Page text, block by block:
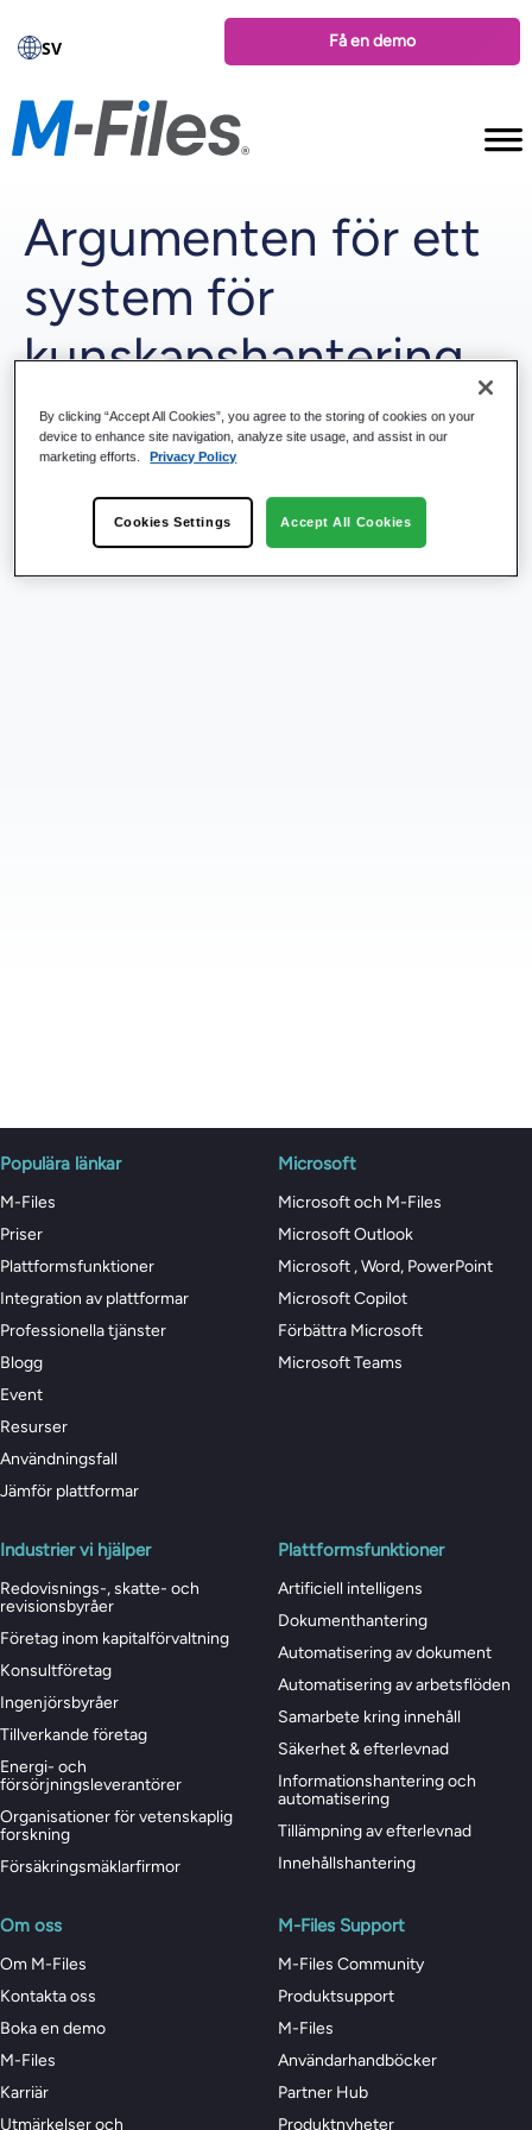
SV Få en demo
Argumenten för ett
system för
kunskapshantering
Populära länkar
M-Files
Priser
Plattformsfunktioner
Integration av plattformar
Professionella tjänster
Blogg
Event
Resurser
Användningsfall
Jämför plattformar
Microsoft
Microsoft och M-Files
Microsoft Outlook
Microsoft , Word, PowerPoint
Microsoft Copilot
Förbättra Microsoft
Microsoft Teams
Industrier vi hjälper
Redovisnings-, skatte- och
revisionsbyråer
Företag inom kapitalförvaltning
Konsultföretag
Ingenjörsbyråer
Tillverkande företag
Energi- och
försörjningsleverantörer
Organisationer för vetenskaplig
forskning
Försäkringsmäklarfirmor
Plattformsfunktioner
Artificiell intelligens
Dokumenthantering
Automatisering av dokument
Automatisering av arbetsflöden
Samarbete kring innehåll
Säkerhet & efterlevnad
Informationshantering och
automatisering
Tillämpning av efterlevnad
Innehållshantering
Om oss
Om M-Files
Kontakta oss
Boka en demo
M-Files
Karriär
Utmärkelser och
M-Files Support
M-Files Community
Produktsupport
M-Files
Användarhandböcker
Partner Hub
Produktnyheter
By clicking “Accept All Cookies”, you agree to the storing of cookies on your
device to enhance site navigation, analyze site usage, and assist in our
marketing efforts.
Privacy Policy
Cookies Settings Accept All Cookies